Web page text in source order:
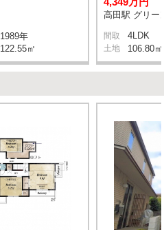
1989年
122.55㎡
高田駅 グリー
間取 4LDK
土地 106.80㎡